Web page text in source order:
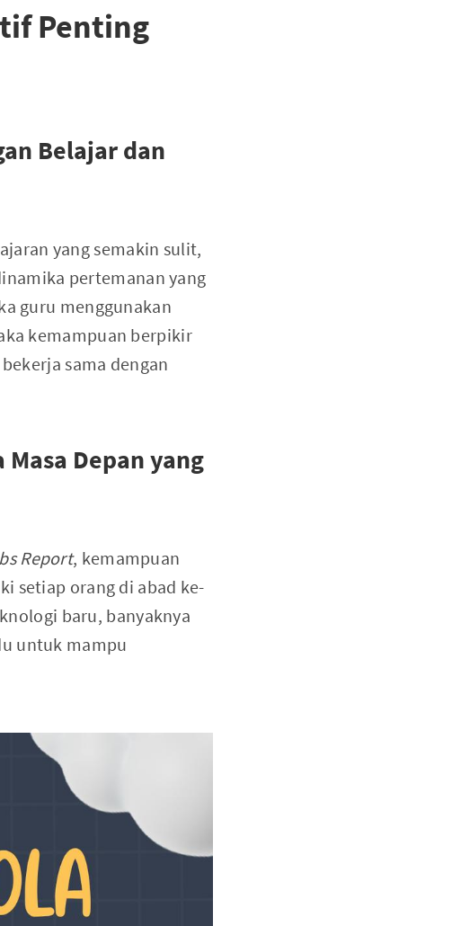
Penting
Belajar dan
yang semakin sulit,
pertemanan yang
guru menggunakan
kemampuan berpikir
sama dengan
Depan yang
Report, kemampuan
setiap orang di abad ke-
baru, banyaknya
untuk mampu